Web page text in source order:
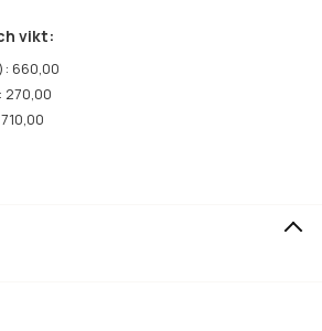
vikt:
660,00
270,00